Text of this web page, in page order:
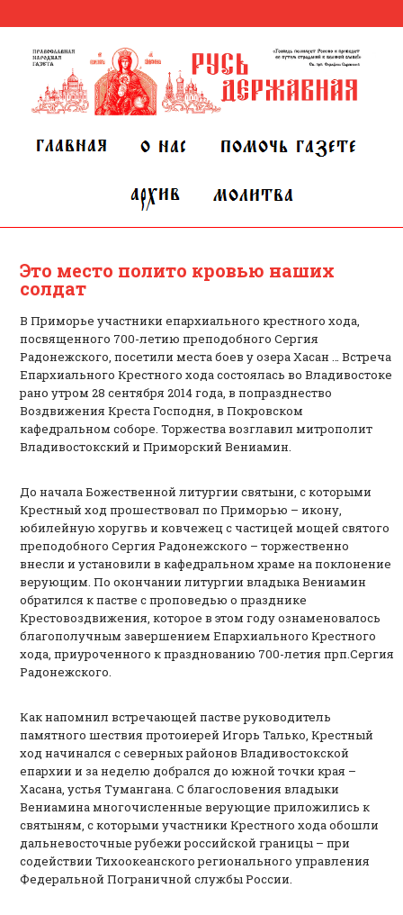
Это место полито кровью наших
солдат
В Приморье участники епархиального крестного хода,
посвященного 700-летию преподобного Сергия
Радонежского, посетили места боев у озера Хасан … Встреча
Епархиального Крестного хода состоялась во Владивостоке
рано утром 28 сентября 2014 года, в попразднество
Воздвижения Креста Господня, в Покровском
кафедральном соборе. Торжества возглавил митрополит
Владивостокский и Приморский Вениамин.
До начала Божественной литургии святыни, с которыми
Крестный ход прошествовал по Приморью – икону,
юбилейную хоругвь и ковчежец с частицей мощей святого
преподобного Сергия Радонежского – торжественно
внесли и установили в кафедральном храме на поклонение
верующим. По окончании литургии владыка Вениамин
обратился к пастве с проповедью о празднике
Крестовоздвижения, которое в этом году ознаменовалось
благополучным завершением Епархиального Крестного
хода, приуроченного к празднованию 700-летия прп.Сергия
Радонежского.
Как напомнил встречающей пастве руководитель
памятного шествия протоиерей Игорь Талько, Крестный
ход начинался с северных районов Владивостокской
епархии и за неделю добрался до южной точки края –
Хасана, устья Тумангана. С благословения владыки
Вениамина многочисленные верующие приложились к
святыням, с которыми участники Крестного хода обошли
дальневосточные рубежи российской границы – при
содействии Тихоокеанского регионального управления
Федеральной Пограничной службы России.